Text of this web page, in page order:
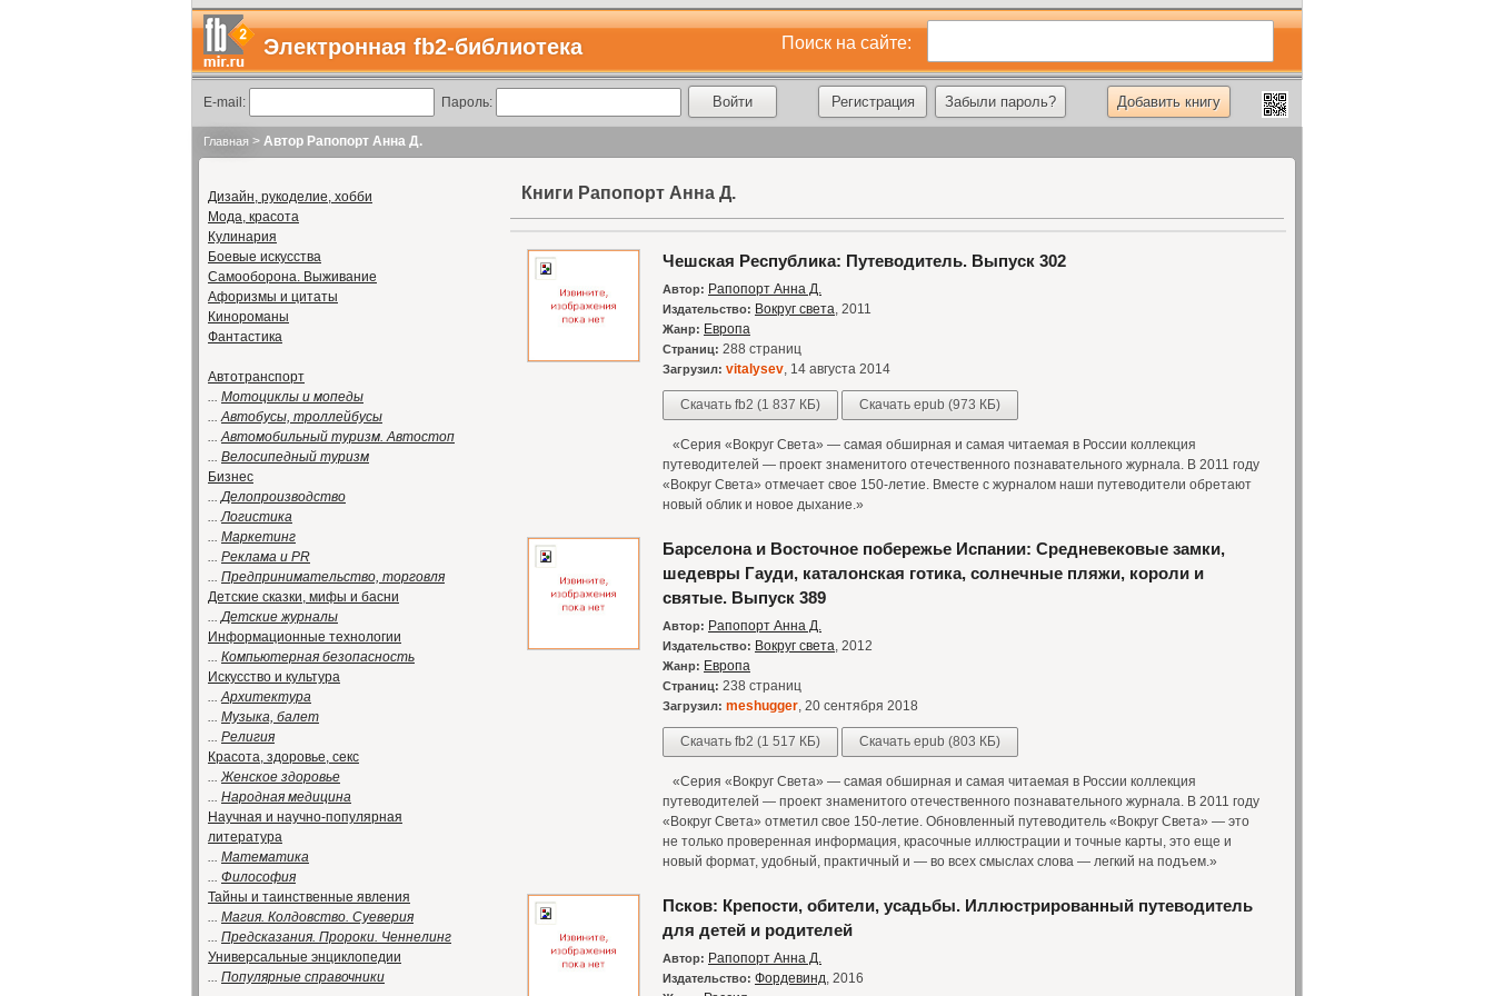
Электронная fb2-библиотека Поиск на сайте:
E-mail: Пароль: Регистрация Забыли пароль? Добавить книгу
Главная > Автор Рапопорт Анна Д.
Дизайн, рукоделие, хобби
Мода, красота
Кулинария
Боевые искусства
Самооборона. Выживание
Афоризмы и цитаты
Кинороманы
Фантастика
Автотранспорт
... Мотоциклы и мопеды
...Автобусы, троллейбусы
...Автомобильный туризм. Автостоп
... Велосипедный туризм
Бизнес
...Делопроизводство
...Логистика
... Маркетинг
... Реклама и PR
... Предпринимательство, торговля
Детские сказки, мифы и басни
...Детские журналы
Информационные технологии
... Компьютерная безопасность
Искусство и культура
...Архитектура
... Музыка, балет
... Религия
Красота, здоровье, секс
...Женское здоровье
... Народная медицина
Научная и научно-популярная
литература
... Математика
... Философия
Тайны и таинственные явления
... Магия. Колдовство. Суеверия
... Предсказания. Пророки. Ченнелинг
Универсальные энциклопедии
... Популярные справочники
Книги Рапопорт Анна Д.
Чешская Республика: Путеводитель. Выпуск 302
Автор: Рапопорт Анна Д.
Издательство: Вокруг света, 2011
Жанр: Европа
Страниц: 288 страниц
Загрузил: vitalysev, 14 августа 2014
Скачать fb2 (1 837 КБ) Скачать epub (973 КБ)
«Серия «Вокруг Света» — самая обширная и самая читаемая в России коллекция
путеводителей — проект знаменитого отечественного познавательного журнала. В 2011 году
«Вокруг Света» отмечает свое 150-летие. Вместе с журналом наши путеводители обретают
новый облик и новое дыхание.»
Барселона и Восточное побережье Испании: Средневековые замки,
шедевры Гауди, каталонская готика, солнечные пляжи, короли и
святые. Выпуск 389
Автор: Рапопорт Анна Д.
Издательство: Вокруг света, 2012
Жанр: Европа
Страниц: 238 страниц
Загрузил: meshugger, 20 сентября 2018
Скачать fb2 (1 517 КБ) Скачать epub (803 КБ)
«Серия «Вокруг Света» — самая обширная и самая читаемая в России коллекция
путеводителей — проект знаменитого отечественного познавательного журнала. В 2011 году
«Вокруг Света» отметил свое 150-летие. Обновленный путеводитель «Вокруг Света» — это
не только проверенная информация, красочные иллюстрации и точные карты, это еще и
новый формат, удобный, практичный и — во всех смыслах слова — легкий на подъем.»
Псков: Крепости, обители, усадьбы. Иллюстрированный путеводитель
для детей и родителей
Автор: Рапопорт Анна Д.
Издательство: Фордевинд, 2016